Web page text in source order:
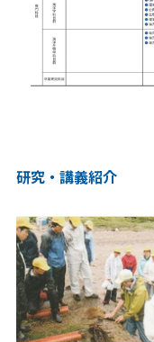
研究・講義紹介